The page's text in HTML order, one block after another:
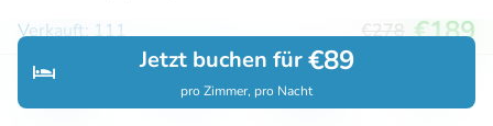
Suchen Buchungen
Jetzt buchen für€89
pro Zimmer, pro Nacht
Verkauft: 111
€278 €189